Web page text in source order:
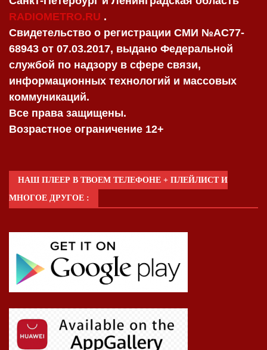
RADIOMETRO.RU .
Свидетельство о регистрации СМИ №AC77-
68943 от 07.03.2017, выдано Федеральной
службой по надзору в сфере связи,
информационных технологий и массовых
коммуникаций.
Все права защищены.
Возрастное ограничение 12+
НАШ ПЛЕЕР В ТВОЕМ ТЕЛЕФОНЕ + ПЛЕЙЛИСТ И
МНОГОЕ ДРУГОЕ :